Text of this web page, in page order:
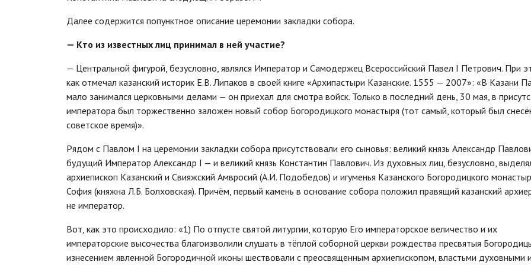
Далее содержится попунктное описание церемонии закладки собора.
— Кто из известных лиц принимал в ней участие?
— Центральной фигурой, безусловно, являлся Император и Самодержец Всероссийский Павел I Петрович. При
как отмечал казанский историк Е.В. Липаков в своей книге «Архипастыри Казанские. 1555 — 2007»: «В Казани
мало занимался церковными делами — он приехал для смотра войск. Только в последний день, 30 мая, в
императора был торжественно заложен новый собор Богородицкого монастыря (тот самый, который был
советское время)».
Рядом с Павлом I на церемонии закладки собора присутствовали его сыновья: великий князь Александр
будущий Император Александр I — и великий князь Константин Павлович. Из духовных лиц, безусловно,
архиепископ Казанский и Свияжский Амвросий (А.И. Подобедов) и игуменья Казанского Богородицкого
София (княжна Л.Б. Болховская). Причём, первый камень в основание собора положил правящий казанский
не император.
Вот, как это происходило: «1) По отпусте святой литургии, которую Его императорское величество и их
императорские высочества благоизволили слушать в тёплой соборной церкви рождества пресвятыя
изнесением явленной Богородичной иконы шествовали с преосвященным архиепископом, властьми духовными